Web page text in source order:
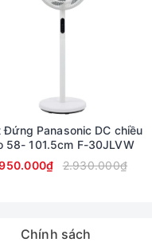
Đứng Panasonic DC chiều
58- 101.5cm F-30JLVW
2.930.000₫
Chính sách